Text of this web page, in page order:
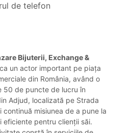
de telefon
Bijuterii, Exchange &
un actor important pe piața
din România, având o
50 de puncte de lucru în
Adjud, localizată pe Strada
continuă misiunea de a pune la
eficiente pentru clienții săi.